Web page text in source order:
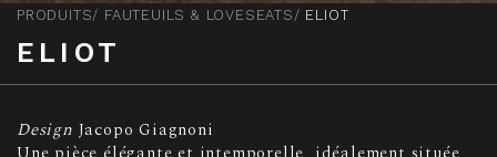
PRODUITS FAUTEUILS & LOVESEATS ELIOT
ELIOT
Design Jacopo Giagnoni